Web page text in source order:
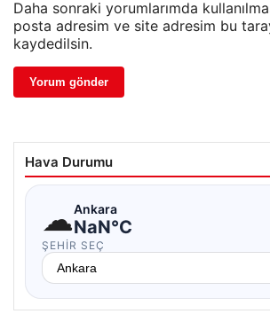
Daha sonraki yorumlarımda
posta adresim ve site adresim bu
kaydedilsin.
Hava Durumu
☁Ankara
NaN°C
ŞEHIR SEÇ